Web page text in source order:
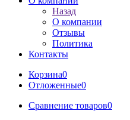
Назад
О компании
Отзывы
Политика
Контакты
Корзина0
Отложенные0
Сравнение товаров0